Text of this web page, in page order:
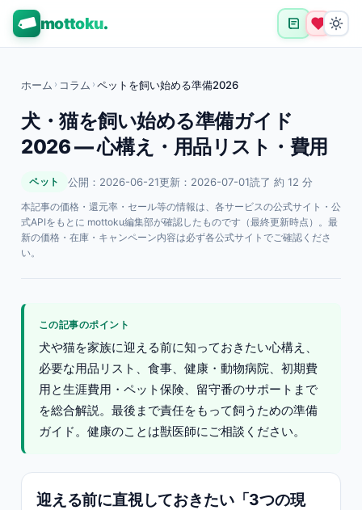
mottoku.
ホーム › コラム › ペットを飼い始める準備2026
犬・猫を飼い始める準備ガイド
2026 — 心構え・用品リスト・費用
ペット 公開：2026-06-21更新：2026-07-01読了 約 12 分
本記事の価格・還元率・セール等の情報は、各サービスの公式サイト・公
式APIをもとに mottoku編集部が確認したものです（最終更新時点）。最
新の価格・在庫・キャンペーン内容は必ず各公式サイトでご確認くださ
い。
この記事のポイント
犬や猫を家族に迎える前に知っておきたい心構え、
必要な用品リスト、食事、健康・動物病院、初期費
用と生涯費用・ペット保険、留守番のサポートまで
を総合解説。最後まで責任をもって飼うための準備
ガイド。健康のことは獣医師にご相談ください。
迎える前に直視しておきたい「3つの現